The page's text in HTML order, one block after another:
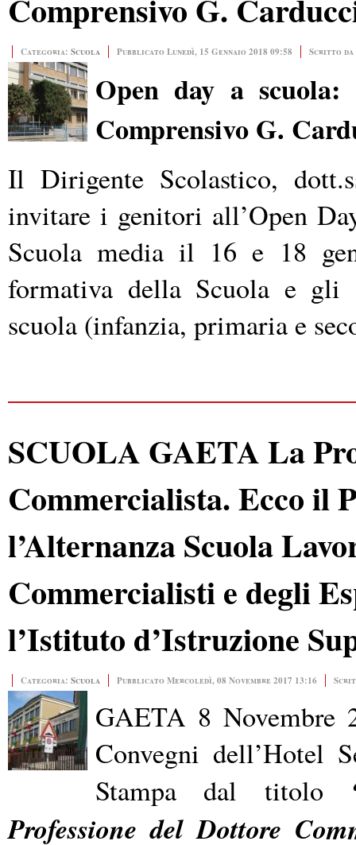
Comprensivo G.
Categoria: Scuola Pubblicato Lunedì, 15 Gennaio 2018 09:58 Scritto da
Open day a scuola:
Comprensivo G.
Il Dirigente Scolastico,
invitare i genitori all’Open
Scuola media il 16 e 18
formativa della Scuola e gli
scuola (infanzia, primaria e
SCUOLA GAETA La
Commercialista. Ecco il
l’Alternanza Scuola
Commercialisti e degli
l’Istituto d’Istruzione
Categoria: Scuola Pubblicato Mercoledì, 08 Novembre 2017 13:16
GAETA 8 Novembre
Convegni dell’Hotel
Stampa dal titolo
Professione del Dottore